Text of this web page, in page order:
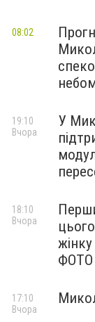
08:02
У
19:10
Вчора
жінку
ФОТО
18:10
Вчора
17:10
Вчора